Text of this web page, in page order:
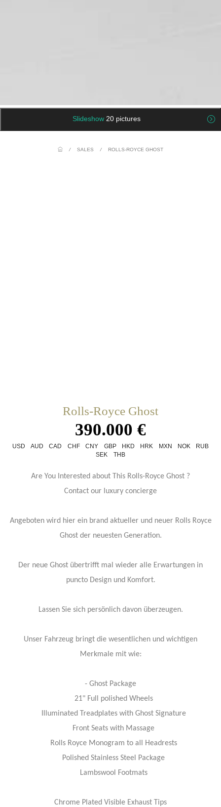
Slideshow 20 pictures
/ SALES / ROLLS-ROYCE GHOST
Rolls-Royce Ghost
390.000 €
USD AUD CAD CHF CNY GBP HKD HRK MXN NOK
RUB
SEK
THB
Are You Interested about This Rolls-Royce Ghost ?
Contact our luxury concierge
Angeboten wird hier ein brand aktueller und neuer Rolls Royce
Ghost der neuesten Generation.
Der neue Ghost übertrifft mal wieder alle Erwartungen in
puncto Design und Komfort.
Lassen Sie sich persönlich davon überzeugen.
Unser Fahrzeug bringt die wesentlichen und wichtigen
Merkmale mit wie:
- Ghost Package
21" Full polished Wheels
Illuminated Treadplates with Ghost Signature
Front Seats with Massage
Rolls Royce Monogram to all Headrests
Polished Stainless Steel Package
Lambswool Footmats
Chrome Plated Visible Exhaust Tips